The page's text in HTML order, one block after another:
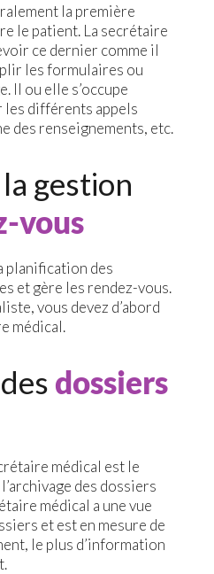
la première
le patient. La secrétaire
ce dernier comme il
les formulaires ou
Il ou elle s’occupe
les différents appels
des renseignements, etc.
gestion
vous
planification des
et gère les rendez-vous.
vous devez d’abord
médical.
dossiers
médical est le
des dossiers
médical a une vue
et est en mesure de
le plus d’information